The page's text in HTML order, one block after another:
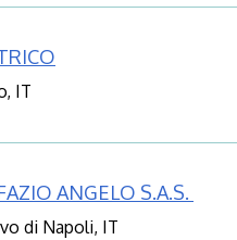
IT
ANGELO S.A.S.
di Napoli, IT